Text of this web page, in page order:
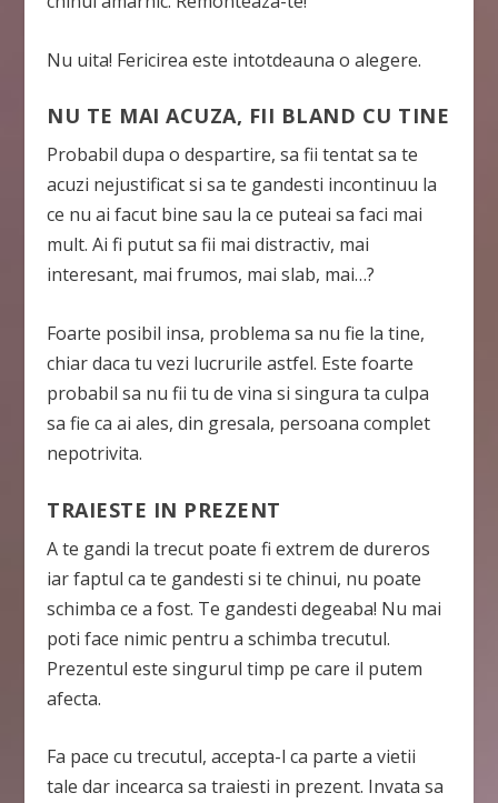
Nu uita! Fericirea este intotdeauna o alegere.
NU TE MAI ACUZA, FII BLAND CU TINE
Probabil dupa o despartire, sa fii tentat sa te
acuzi nejustificat si sa te gandesti incontinuu la
ce nu ai facut bine sau la ce puteai sa faci mai
mult. Ai fi putut sa fii mai distractiv, mai
interesant, mai frumos, mai slab, mai…?
Foarte posibil insa, problema sa nu fie la tine,
chiar daca tu vezi lucrurile astfel. Este foarte
probabil sa nu fii tu de vina si singura ta culpa
sa fie ca ai ales, din gresala, persoana complet
nepotrivita.
TRAIESTE IN PREZENT
A te gandi la trecut poate fi extrem de dureros
iar faptul ca te gandesti si te chinui, nu poate
schimba ce a fost. Te gandesti degeaba! Nu mai
poti face nimic pentru a schimba trecutul.
Prezentul este singurul timp pe care il putem
afecta.
Fa pace cu trecutul, accepta-l ca parte a vietii
tale dar incearca sa traiesti in prezent. Invata sa